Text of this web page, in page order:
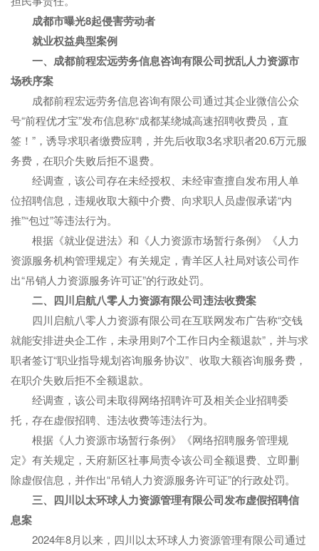
成都市曝光8起侵害劳动者
就业权益典型案例
一、成都前程宏远劳务信息咨询有限公司扰乱人力资源市
场秩序案
成都前程宏远劳务信息咨询有限公司通过其企业微信公众
号“前程优才宝”发布信息称“成都某绕城高速招聘收费员，直
签！”，诱导求职者缴费应聘，并先后收取3名求职者20.6万元服
务费，在职介失败后拒不退费。
经调查，该公司存在未经授权、未经审查擅自发布用人单
位招聘信息，违规收取大额中介费、向求职人员虚假承诺“内
推”“包过”等违法行为。
根据《就业促进法》和《人力资源市场暂行条例》《人力
资源服务机构管理规定》有关规定，青羊区人社局对该公司作
出“吊销人力资源服务许可证”的行政处罚。
二、四川启航八零人力资源有限公司违法收费案
四川启航八零人力资源有限公司在互联网发布广告称“交钱
就能安排进央企工作，未录用则7个工作日内全额退款”，并与求
职者签订“职业指导规划咨询服务协议”、收取大额咨询服务费，
在职介失败后拒不全额退款。
经调查，该公司未取得网络招聘许可及相关企业招聘委
托，存在虚假招聘、违法收费等违法行为。
根据《人力资源市场暂行条例》《网络招聘服务管理规
定》有关规定，天府新区社事局责令该公司全额退费、立即删
除虚假信息，并作出“吊销人力资源服务许可证”的行政处罚。
三、四川以太环球人力资源管理有限公司发布虚假招聘信
息案
2024年8月以来，四川以太环球人力资源管理有限公司通过